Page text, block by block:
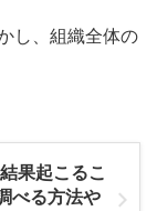
し、組織全体の
果起こるこ
べる方法や